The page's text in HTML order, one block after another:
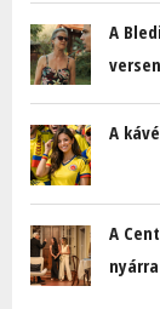
A
A
A